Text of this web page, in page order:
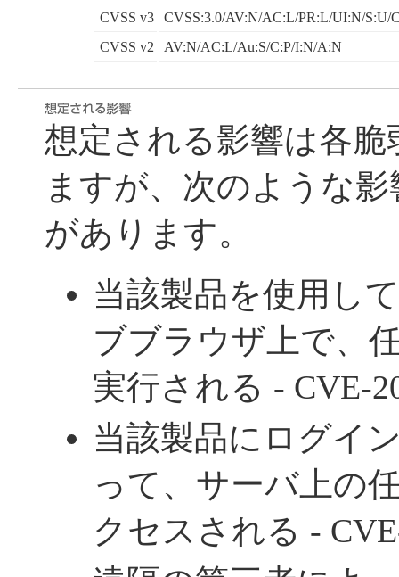
CVSS v3
CVSS:3.0/AV:N/AC:L/PR:L/UI:N/S:U/
CVSS v2
AV:N/AC:L/Au:S/C:P/I:N/A:N
想定される影響は各
ますが、次のような
があります。
当該製品を使用し
ブブラウザ上で、
実行される - CVE-
当該製品にログイ
って、サーバ上の
クセスされる -